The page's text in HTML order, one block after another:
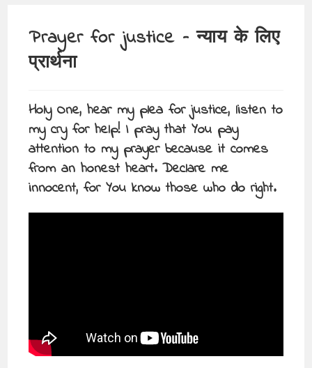
Prayer for justice – न्याय के लिए
प्रार्थना
Holy One, hear my plea for justice, listen to
my cry for help! I pray that You pay
attention to my prayer because it comes
from an honest heart. Declare me
innocent, for You know those who do right.